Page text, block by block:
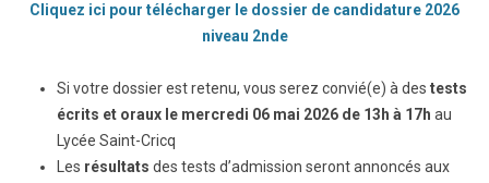
Cliquez ici pour télécharger le dossier de candidature 2026
niveau 2nde
Si votre dossier est retenu, vous serez convié(e) à des tests
écrits et oraux le mercredi 06 mai 2026 de 13h à 17h au
Lycée Saint-Cricq
Les résultats des tests d’admission seront annoncés aux